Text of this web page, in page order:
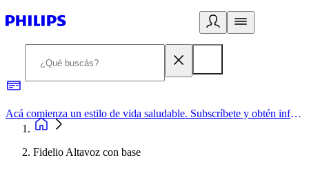
Acá comienza un estilo de vida saludable. Subscríbete y obtén información de primera mano
Fidelio Altavoz con base